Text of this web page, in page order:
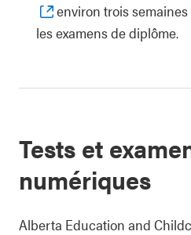
environ trois
les examens de diplôme.
Tests et
numériques
Alberta Education and